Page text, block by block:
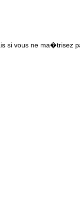
si vous ne ma�trisez